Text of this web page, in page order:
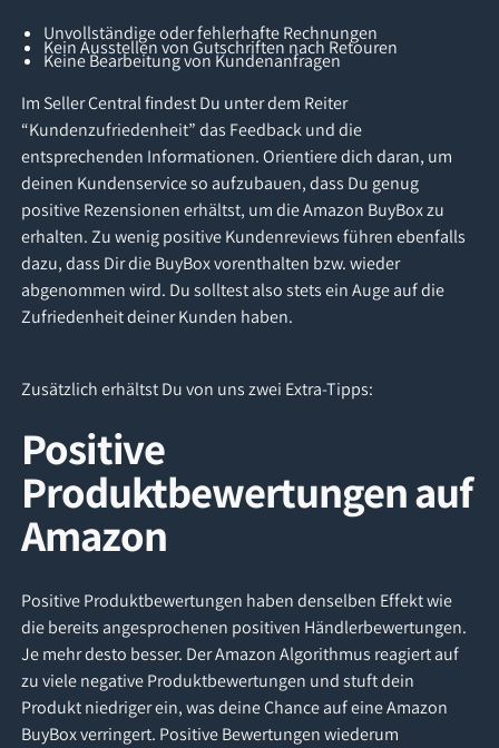
Unvollständige oder fehlerhafte Rechnungen
Kein Ausstellen von Gutschriften nach Retouren
Keine Bearbeitung von Kundenanfragen
Im Seller Central findest Du unter dem Reiter
“Kundenzufriedenheit” das Feedback und die
entsprechenden Informationen. Orientiere dich daran, um
deinen Kundenservice so aufzubauen, dass Du genug
positive Rezensionen erhältst, um die Amazon BuyBox zu
erhalten. Zu wenig positive Kundenreviews führen ebenfalls
dazu, dass Dir die BuyBox vorenthalten bzw. wieder
abgenommen wird. Du solltest also stets ein Auge auf die
Zufriedenheit deiner Kunden haben.
Zusätzlich erhältst Du von uns zwei Extra-Tipps:
Positive
Produktbewertungen auf
Amazon
Positive Produktbewertungen haben denselben Effekt wie
die bereits angesprochenen positiven Händlerbewertungen.
Je mehr desto besser. Der Amazon Algorithmus reagiert auf
zu viele negative Produktbewertungen und stuft dein
Produkt niedriger ein, was deine Chance auf eine Amazon
BuyBox verringert. Positive Bewertungen wiederum